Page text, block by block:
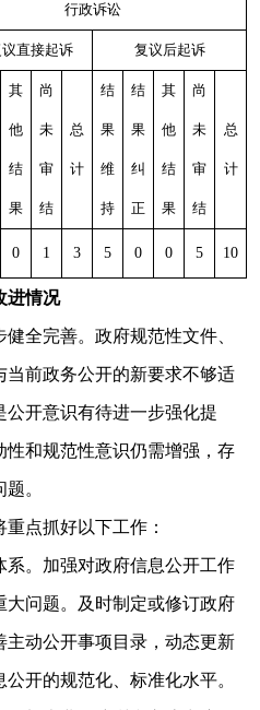
行政诉讼
直接起诉 复议后起诉
其
他
结
果
尚
未
审
结
总
计
结
果
维
持
结
果
纠
正
其
他
结
果
尚
未
审
结
总
计
0 1 3 5 0 0 5 10
情况
完善。政府规范性文件、
前政务公开的新要求不够适
开意识有待进一步强化提
和规范性意识仍需增强，存
。
点抓好以下工作：
。加强对政府信息公开工作
问题。及时制定或修订政府
动公开事项目录，动态更新
开的规范化、标准化水平。